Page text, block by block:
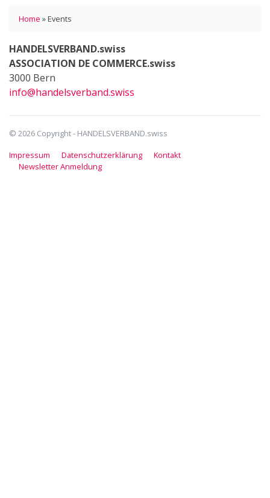
Home »Events
HANDELSVERBAND.swiss
ASSOCIATION DE COMMERCE.swiss
3000 Bern
info@handelsverband.swiss
© 2026 Copyright - HANDELSVERBAND.swiss
Impressum
Datenschutzerklärung
Kontakt
Newsletter Anmeldung